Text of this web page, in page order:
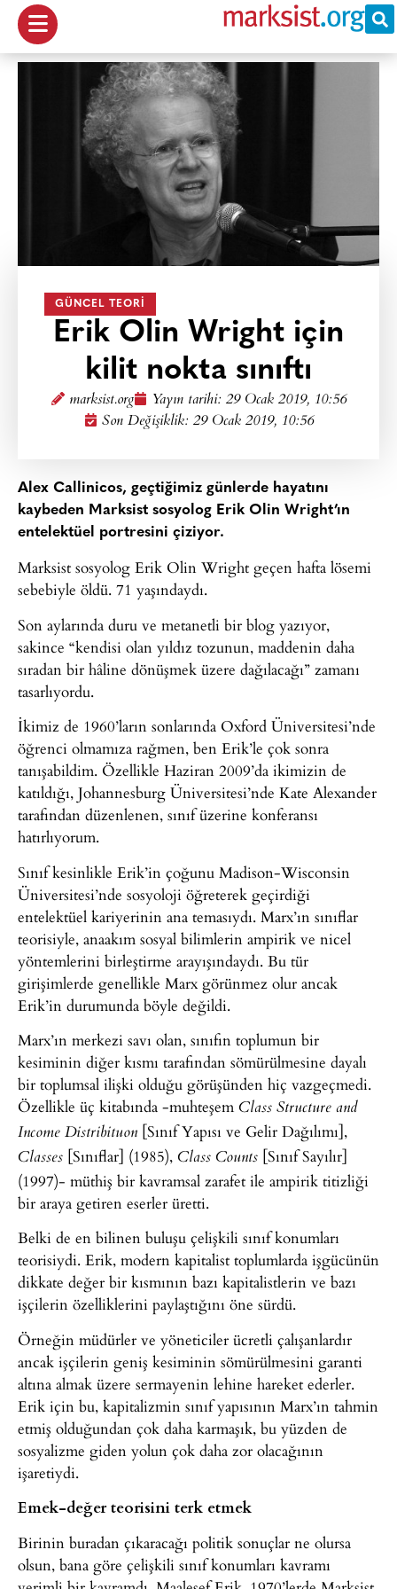
GÜNCEL TEORI
Erik Olin Wright için
kilit nokta sınıftı
marksist.org Yayın tarihi: 29 Ocak 2019, 10:56
Son Değişiklik: 29 Ocak 2019, 10:56
Alex Callinicos, geçtiğimiz günlerde hayatını
kaybeden Marksist sosyolog Erik Olin Wright’ın
entelektüel portresini çiziyor.
Marksist sosyolog Erik Olin Wright geçen hafta lösemi
sebebiyle öldü. 71 yaşındaydı.
Son aylarında duru ve metanetli bir blog yazıyor,
sakince “kendisi olan yıldız tozunun, maddenin daha
sıradan bir hâline dönüşmek üzere dağılacağı” zamanı
tasarlıyordu.
İkimiz de 1960’ların sonlarında Oxford Üniversitesi’nde
öğrenci olmamıza rağmen, ben Erik’le çok sonra
tanışabildim. Özellikle Haziran 2009’da ikimizin de
katıldığı, Johannesburg Üniversitesi’nde Kate Alexander
tarafından düzenlenen, sınıf üzerine konferansı
hatırlıyorum.
Sınıf kesinlikle Erik’in çoğunu Madison-Wisconsin
Üniversitesi’nde sosyoloji öğreterek geçirdiği
entelektüel kariyerinin ana temasıydı. Marx’ın sınıflar
teorisiyle, anaakım sosyal bilimlerin ampirik ve nicel
yöntemlerini birleştirme arayışındaydı. Bu tür
girişimlerde genellikle Marx görünmez olur ancak
Erik’in durumunda böyle değildi.
Marx’ın merkezi savı olan, sınıfın toplumun bir
kesiminin diğer kısmı tarafından sömürülmesine dayalı
bir toplumsal ilişki olduğu görüşünden hiç vazgeçmedi.
Özellikle üç kitabında -muhteşem Class Structure and
Income Distribituon [Sınıf Yapısı ve Gelir Dağılımı],
Classes [Sınıflar] (1985), Class Counts [Sınıf Sayılır]
(1997)- müthiş bir kavramsal zarafet ile ampirik titizliği
bir araya getiren eserler üretti.
Belki de en bilinen buluşu çelişkili sınıf konumları
teorisiydi. Erik, modern kapitalist toplumlarda işgücünün
dikkate değer bir kısmının bazı kapitalistlerin ve bazı
işçilerin özelliklerini paylaştığını öne sürdü.
Örneğin müdürler ve yöneticiler ücretli çalışanlardır
ancak işçilerin geniş kesiminin sömürülmesini garanti
altına almak üzere sermayenin lehine hareket ederler.
Erik için bu, kapitalizmin sınıf yapısının Marx’ın tahmin
etmiş olduğundan çok daha karmaşık, bu yüzden de
sosyalizme giden yolun çok daha zor olacağının
işaretiydi.
Emek-değer teorisini terk etmek
Birinin buradan çıkaracağı politik sonuçlar ne olursa
olsun, bana göre çelişkili sınıf konumları kavramı